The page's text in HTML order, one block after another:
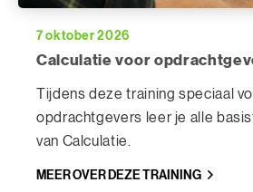
7 oktober 2026
Calculatie voor
Tijdens deze training speciaal
opdrachtgevers leer je alle
van Calculatie.
MEER OVER DEZE TRAINING